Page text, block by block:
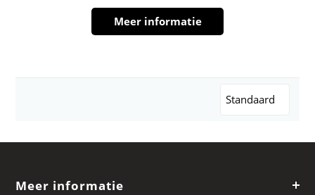
Meer informatie
Standaard
Meer informatie